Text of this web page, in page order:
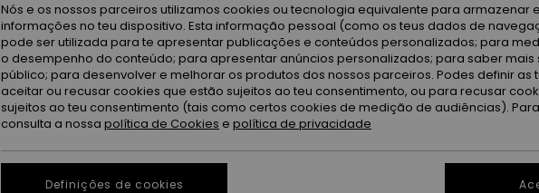
Cor
XS
Nós e os nossos parceiros utilizamos cookies ou tecnologia equivalente para armazenar
informações no teu dispositivo. Esta informação pessoal (como os teus dados de
pode ser utilizada para te apresentar publicações e conteúdos personalizados; para
o desempenho do conteúdo; para apresentar anúncios personalizados; para saber mais
público; para desenvolver e melhorar os produtos dos nossos parceiros. Podes definir as
aceitar ou recusar cookies que estão sujeitos ao teu consentimento, ou para recusar
sujeitos ao teu consentimento (tais como certos cookies de medição de audiências).
consulta a nossa política de Cookies e política de privacidade
Definições de cookies